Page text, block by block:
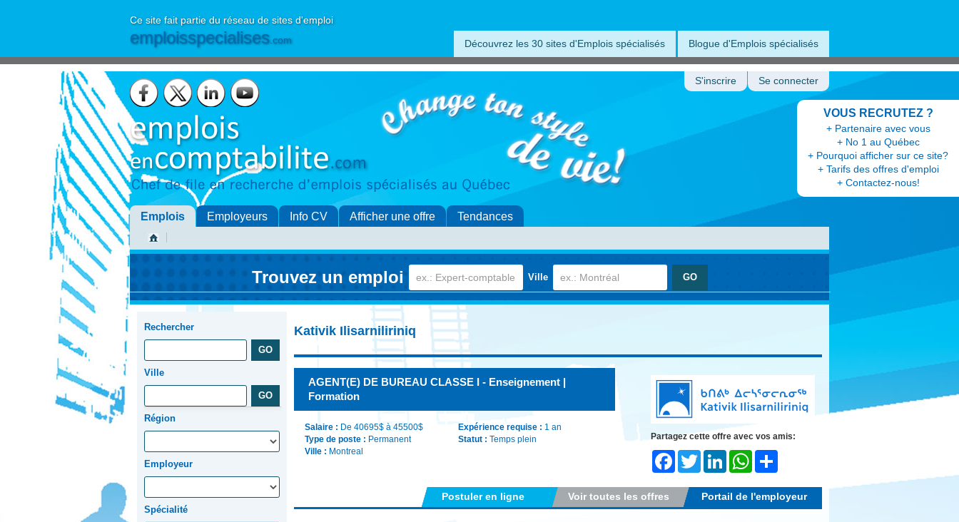
Ce site fait partie du réseau de sites d'emploi
emploisspecialises.com Découvrez les 30 sites d'Emplois spécialisés Blogue d'Emplois spécialisés
VOUS RECRUTEZ ?
+ Partenaire avec vous
+ No 1 au Québec
+ Pourquoi afficher sur ce site?
+ Tarifs des offres d'emploi
+ Contactez-nous!
S'inscrire Se connecter
Emplois Employeurs Info CV Afficher une offre Tendances
Trouvez un emploi Ville
Rechercher
Ville
Région
Employeur
Spécialité
Kativik Ilisarniliriniq
AGENT(E) DE BUREAU CLASSE I - Enseignement |
Formation
Salaire : De 40695$ à 45500$
Type de poste : Permanent
Ville : Montreal
Expérience requise : 1 an
Statut : Temps plein
Partagez cette offre avec vos amis:
FacebookTwitter LinkedInWhatsApp
Portail de l'employeur
Voir toutes les offres
Postuler en ligne